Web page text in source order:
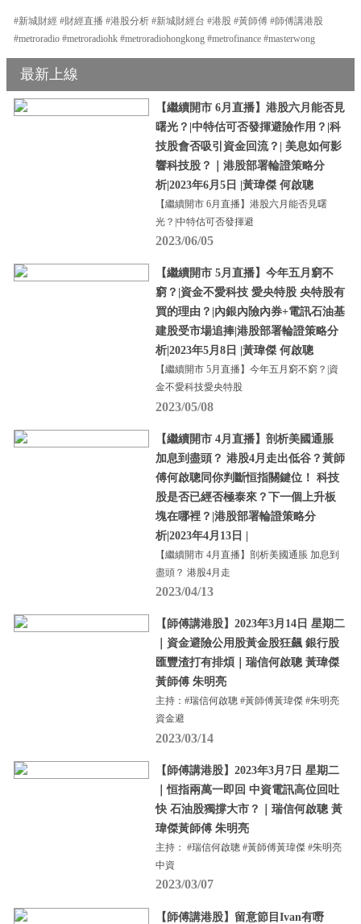
#新城財經 #財經直播 #港股分析 #新城財經台 #港股 #黃師傅 #師傅講港股
#metroradio #metroradiohk #metroradiohongkong #metrofinance #masterwong
最新上線
【繼續開市 6月直播】港股六月能否見
曙光？|中特估可否發揮避險作用？|科
技股會否吸引資金回流？| 美息如何影
響科技股？｜港股部署輪證策略分
析|2023年6月5日 |黃瑋傑 何啟聰
【繼續開市 6月直播】港股六月能否見曙
光？|中特估可否發揮避
2023/06/05
【繼續開市 5月直播】今年五月窮不
窮？|資金不愛科技 愛央特股 央特股有
買的理由？|內銀內險內券+電訊石油基
建股受市場追捧|港股部署輪證策略分
析|2023年5月8日 |黃瑋傑 何啟聰
【繼續開市 5月直播】今年五月窮不窮？|資
金不愛科技愛央特股
2023/05/08
【繼續開市 4月直播】剖析美國通脹
加息到盡頭？ 港股4月走出低谷？黃師
傅何啟聰同你判斷恒指關鍵位！ 科技
股是否已經否極泰來？下一個上升板
塊在哪裡？|港股部署輪證策略分
析|2023年4月13日 |
【繼續開市 4月直播】剖析美國通脹 加息到
盡頭？ 港股4月走
2023/04/13
【師傅講港股】2023年3月14日 星期二
｜資金避險公用股黃金股狂飆 銀行股
匯豐渣打有排煩｜瑞信何啟聰 黃瑋傑
黃師傅 朱明亮
主持：#瑞信何啟聰 #黃師傅黃瑋傑 #朱明亮
資金避
2023/03/14
【師傅講港股】2023年3月7日 星期二
｜恒指兩萬一即回 中資電訊高位回吐
快 石油股獨撐大市？｜瑞信何啟聰 黃
瑋傑黃師傅 朱明亮
主持： #瑞信何啟聰 #黃師傅黃瑋傑 #朱明亮
中資
2023/03/07
【師傅講港股】留意節目Ivan有嘢